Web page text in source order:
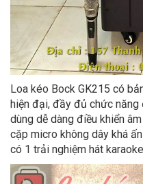
Loa kéo Bock GK215 có
hiện đại, đầy đủ chức năng
dùng dễ dàng điều khiển
cặp micro không dây khá
có 1 trải nghiệm hát